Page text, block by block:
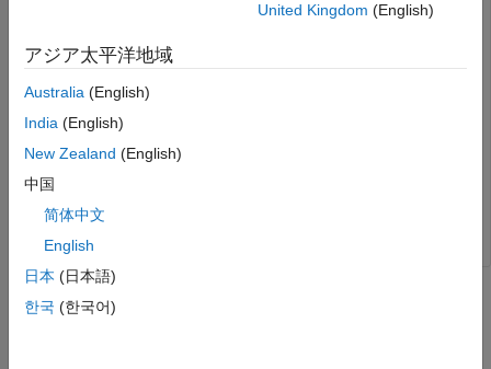
Calculate the propagation delay at 1 GHz.
freq = 1e9;
pd = propagationDelay(m,freq)
Input Arguments
United Kingdom (English)
アジア太平洋地域
Australia (English)
India (English)
New Zealand (English)
中国
简体中文
English
日本 (日本語)
한국 (한국어)